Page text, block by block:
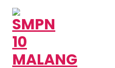
content